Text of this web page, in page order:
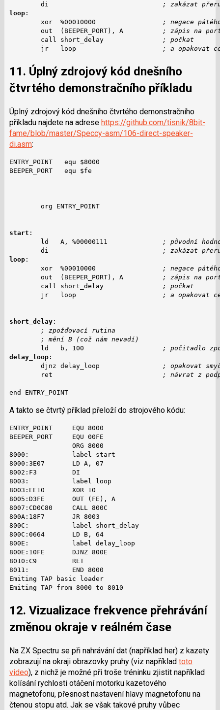
        di
; zakázat
loop:
        xor  %00010000
; negace
        out  (BEEPER_PORT), A
; zápis na
        call short_delay
; počkat
        jr   loop
; a opakovat
11. Úplný zdrojový kód dnešního
čtvrtého demonstračního příkladu
Úplný zdrojový kód dnešního čtvrtého demonstračního
příkladu najdete na adrese https://github.com/tisnik/8bit-
fame/blob/master/Speccy-asm/106-direct-speaker-
di.asm:
ENTRY_POINT   equ $8000
BEEPER_PORT   equ $fe
        org ENTRY_POINT
start :
        ld   A, %00000111
; původní
        di
; zakázat
loop:
        xor  %00010000
; negace
        out  (BEEPER_PORT), A
; zápis na
        call short_delay
; počkat
        jr   loop
; a opakovat
short_delay:
; zpožďovací rutina
; mění B (což nám nevadí)
        ld   b, 100
; počitadlo
delay_loop:
        djnz delay_loop
; opakovat
        ret
; návrat z
end ENTRY_POINT
A takto se čtvrtý příklad přeloží do strojového kódu:
ENTRY_POINT     EQU 8000
BEEPER_PORT     EQU 00FE
                ORG 8000
8000:           label start
8000:3E07       LD A, 07
8002:F3         DI
8003:           label loop
8003:EE10       XOR 10
8005:D3FE       OUT (FE), A
8007:CD0C80     CALL 800C
800A:18F7       JR 8003
800C:           label short_delay
800C:0664       LD B, 64
800E:           label delay_loop
800E:10FE       DJNZ 800E
8010:C9         RET
8011:           END 8000
Emiting TAP basic loader
Emiting TAP from 8000 to 8010
12. Vizualizace frekvence přehrávání
změnou okraje v reálném čase
Na ZX Spectru se při nahrávání dat (například her) z kazety
zobrazují na okraji obrazovky pruhy (viz například toto
video), z nichž je možné při troše tréninku zjistit například
kolísání rychlosti otáčení motorku kazetového
magnetofonu, přesnost nastavení hlavy magnetofonu na
čtenou stopu atd. Jak se však takové pruhy vůbec